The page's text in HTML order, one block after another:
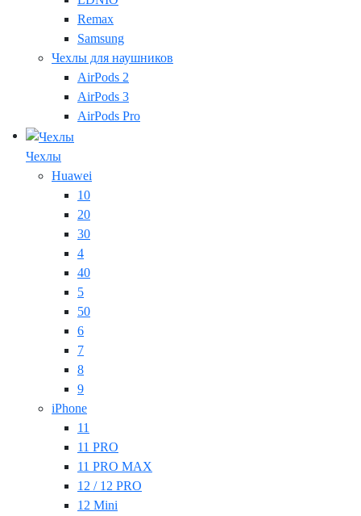
Remax
Samsung
Чехлы для наушников
AirPods 2
AirPods 3
AirPods Pro
Чехлы
Huawei
10
20
30
4
40
5
50
6
7
8
9
iPhone
11
11 PRO
11 PRO MAX
12 / 12 PRO
12 Mini